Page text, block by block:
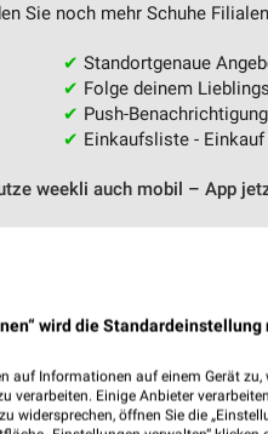
Sie noch mehr Schuhe
✔ Standortgenaue
✔ Folge deinem
✔ Push-
✔ Einkaufsliste -
weekli auch mobil – App
wird die
auf Informationen auf einem Gerät zu,
verarbeiten. Einige Anbieter
widersprechen, öffnen Sie die